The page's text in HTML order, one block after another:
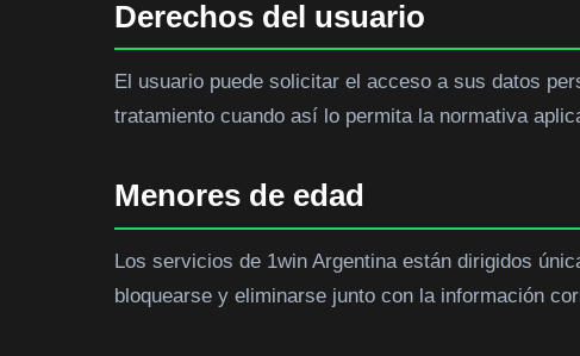
Derechos del usuario
El usuario puede solicitar el acceso a sus datos
tratamiento cuando así lo permita la normativa
Menores de edad
Los servicios de 1win Argentina están dirigidos
bloquearse y eliminarse junto con la información